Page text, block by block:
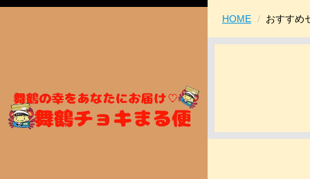
HOME おすすめ